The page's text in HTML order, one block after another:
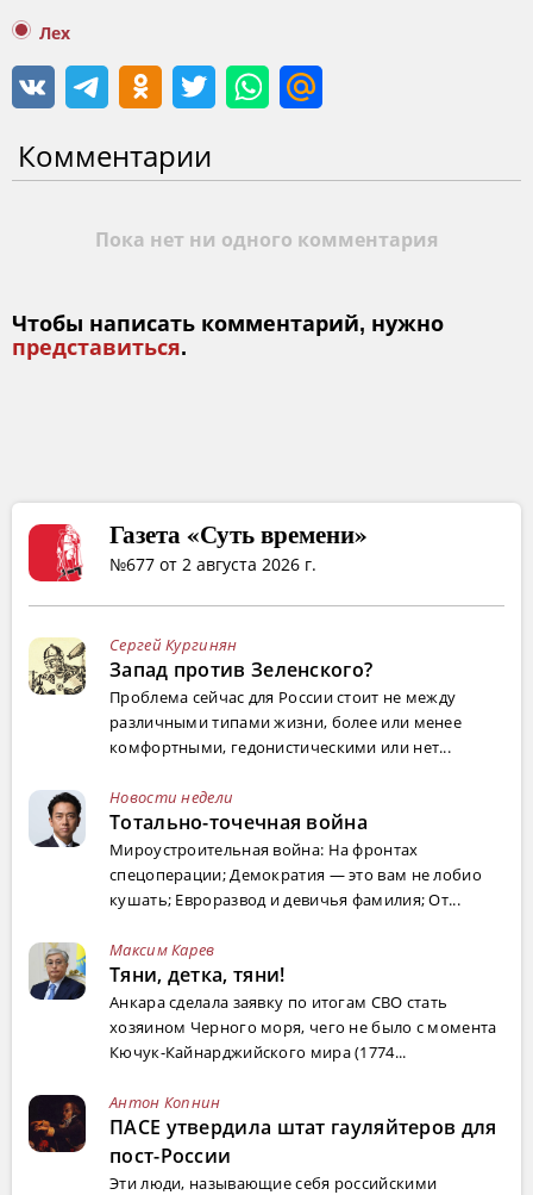
Лех
Комментарии
Пока нет ни одного комментария
Чтобы написать комментарий, нужно
представиться.
Газета «Суть времени»
№677 от 2 августа 2026 г.
Сергей Кургинян
Запад против Зеленского?
Проблема сейчас для России стоит не между
различными типами жизни, более или менее
комфортными, гедонистическими или нет...
Новости недели
Тотально-точечная война
Мироустроительная война: На фронтах
спецоперации; Демократия — это вам не лобио
кушать; Евроразвод и девичья фамилия; От...
Максим Карев
Тяни, детка, тяни!
Анкара сделала заявку по итогам СВО стать
хозяином Черного моря, чего не было с момента
Кючук-Кайнарджийского мира (1774...
Антон Копнин
ПАСЕ утвердила штат гауляйтеров для
пост-России
Эти люди, называющие себя российскими